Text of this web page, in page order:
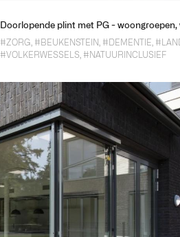
Doorlopende plint met PG -
#ZORG, #BEUKENSTEIN, #DEMENTIE,
#VOLKERWESSELS, #NATUURINCLUSIEF